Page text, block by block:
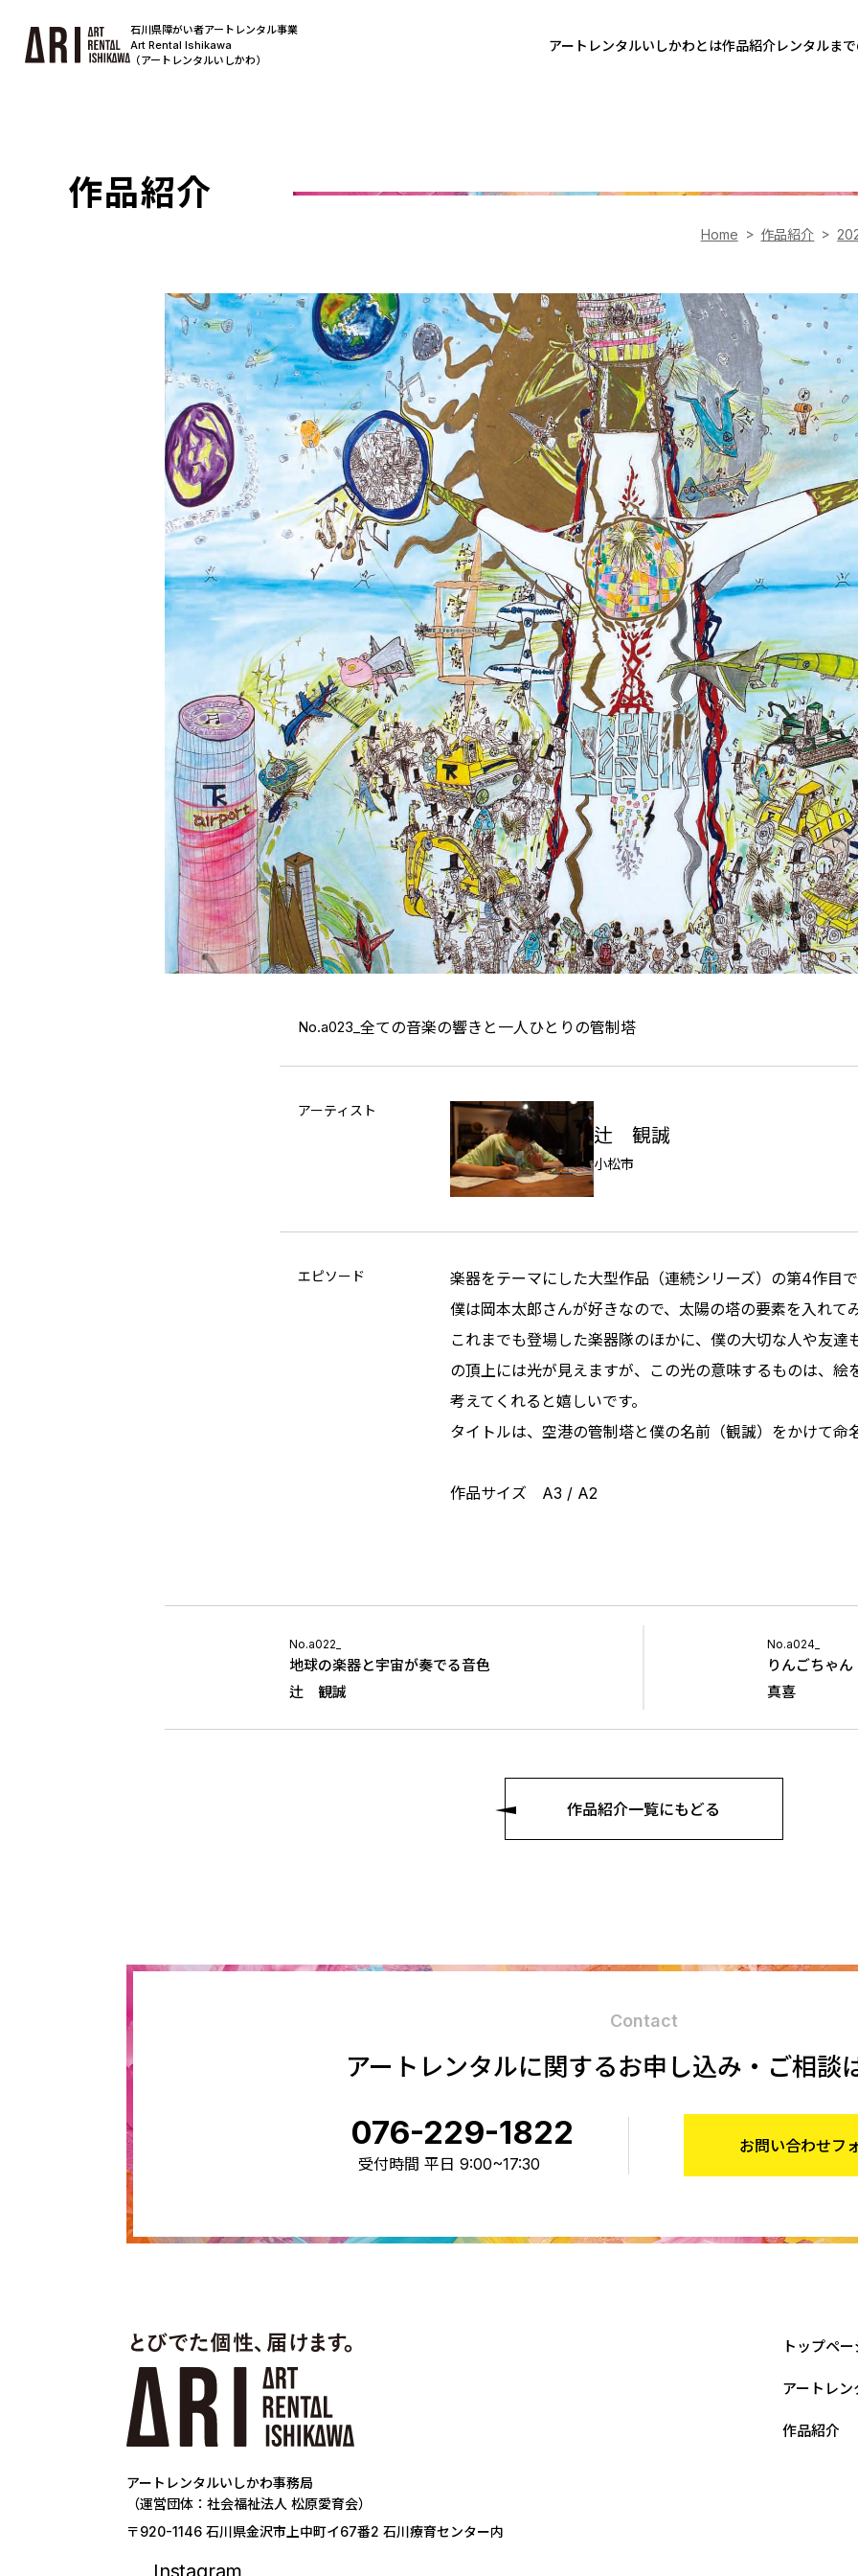
石川県障がい者アートレンタル事業
Art Rental Ishikawa
（アートレンタルいしかわ）
アートレンタルいしかわとは作品紹介レンタルま
作品紹介
Home 作品紹介
No.a023_ 全ての音楽の響きと一人ひとりの管制塔
アーティスト
辻 観誠
小松市
エピソード
楽器をテーマにした大型作品（連続シリーズ）の第4作目
僕は岡本太郎さんが好きなので、太陽の塔の要素を入れて
これまでも登場した楽器隊のほかに、僕の大切な人や友達
の頂上には光が見えますが、この光の意味するものは、絵
考えてくれると嬉しいです。
タイトルは、空港の管制塔と僕の名前（観誠）をかけて命
作品サイズ A3 / A2
No.a022_
地球の楽器と宇宙が奏でる音色
辻 観誠
No.a024_
りんごちゃん
真喜
作品紹介一覧にもどる
Contact
アートレンタルに関するお申し込み・ご相談
076-229-1822
受付時間 平日 9:00~17:30
お問い合わせフ
アートレンタルいしかわ事務局
（運営団体：社会福祉法人 松原愛育会）
〒920-1146 石川県金沢市上中町イ67番2 石川療育センター内
Instagram
トップペー
アートレ
作品紹介